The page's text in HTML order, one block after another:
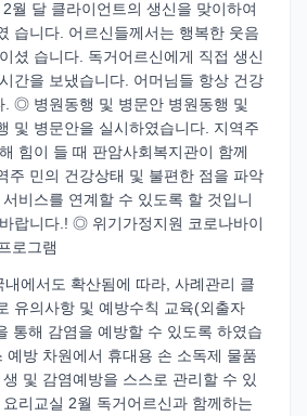
월 달 클라이언트의 생신을 맞이하여
습니다. 어르신들께서는 행복한 웃음
셨 습니다. 독거어르신에게 직접 생신
간을 보냈습니다. 어머님들 항상 건강
. ◎ 병원동행 및 병문안 병원동행 및
및 병문안을 실시하였습니다. 지역주
힘이 들 때 판암사회복지관이 함께
주 민의 건강상태 및 불편한 점을 파악
비스를 연계할 수 있도록 할 것입니
랍니다.! ◎ 위기가정지원 코로나바이
로그램
내에서도 확산됨에 따라, 사례관리 클
유의사항 및 예방수칙 교육(외출자
통해 감염을 예방할 수 있도록 하였습
예방 차원에서 휴대용 손 소독제 물품
및 감염예방을 스스로 관리할 수 있
리교실 2월 독거어르신과 함께하는